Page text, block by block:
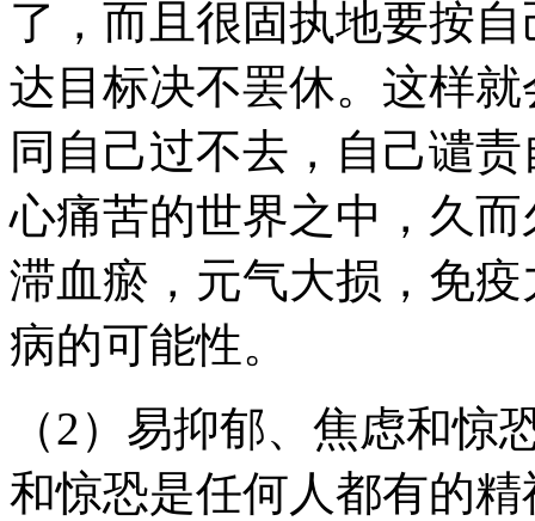
了，而且很固执地要按
达目标决不罢休。这样
同自己过不去，自己谴
心痛苦的世界之中，久
滞血瘀，元气大损，免
病的可能性。
（2）易抑郁、焦虑和
和惊恐是任何人都有的